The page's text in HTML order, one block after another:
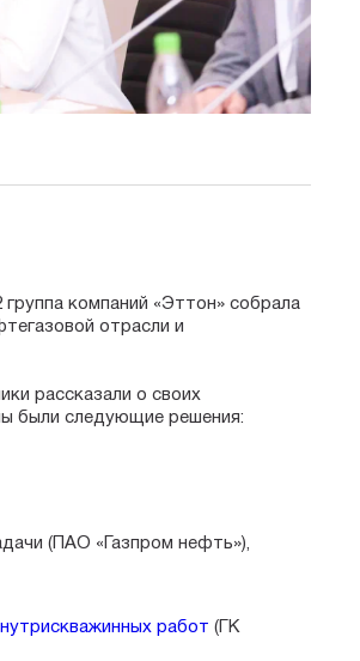
компаний «Эттон» собрала
отрасли и
рассказали о своих
были следующие решения:
(ПАО «Газпром нефть»),
работ (ГК